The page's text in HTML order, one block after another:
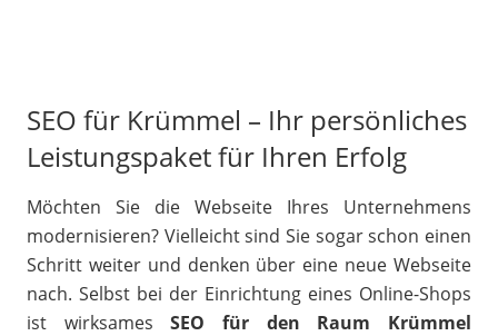
SEO für Krümmel – Ihr persönliches
Leistungspaket für Ihren Erfolg
Möchten Sie die Webseite Ihres Unternehmens
modernisieren? Vielleicht sind Sie sogar schon einen
Schritt weiter und denken über eine neue Webseite
nach. Selbst bei der Einrichtung eines Online-Shops
ist wirksamesSEO für den Raum Krümmel